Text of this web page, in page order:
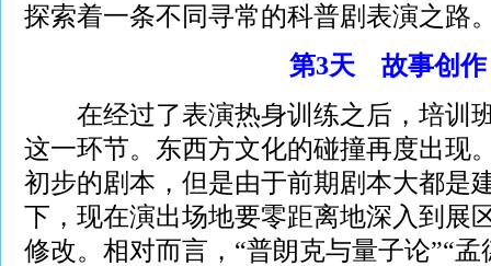
探索着一条不同寻常的科普剧表演之路
第3天 故事创作
在经过了表演热身训练之后，培训
这一环节。东西方文化的碰撞再度出现
初步的剧本，但是由于前期剧本大都是
下，现在演出场地要零距离地深入到展
修改。相对而言，“普朗克与量子论”“